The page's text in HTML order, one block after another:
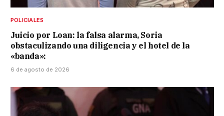
POLICIALES
Juicio por Loan: la falsa alarma, Soria
obstaculizando una diligencia y el hotel de la
«banda»:
6 de agosto de 2026